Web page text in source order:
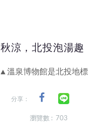
秋涼，北投泡湯趣
▲溫泉博物館是北投地標
分享：
瀏覽數 : 703